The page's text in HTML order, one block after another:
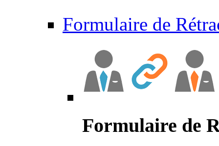
Formulaire de
Formulaire de